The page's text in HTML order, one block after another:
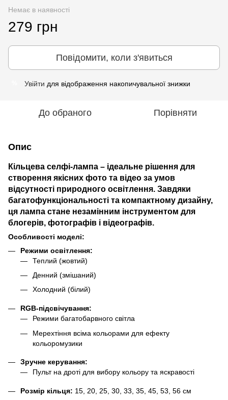
Немає в наявності
279 грн
Повідомити, коли з'явиться
Увійти для відображення накопичувальної знижки
До обраного Порівняти
Опис
Кільцева селфі-лампа – ідеальне рішення для
створення якісних фото та відео за умов
відсутності природного освітлення. Завдяки
багатофункціональності та компактному дизайну,
ця лампа стане незамінним інструментом для
блогерів, фотографів і відеографів.
Особливості моделі:
Режими освітлення:
Теплий (жовтий)
Денний (змішаний)
Холодний (білий)
RGB-підсвічування:
Режими багатобарвного світла
Мерехтіння всіма кольорами для ефекту
кольоромузики
Зручне керування:
Пульт на дроті для вибору кольору та яскравості
Розмір кільця: 15, 20, 25, 30, 33, 35, 45, 53, 56 см